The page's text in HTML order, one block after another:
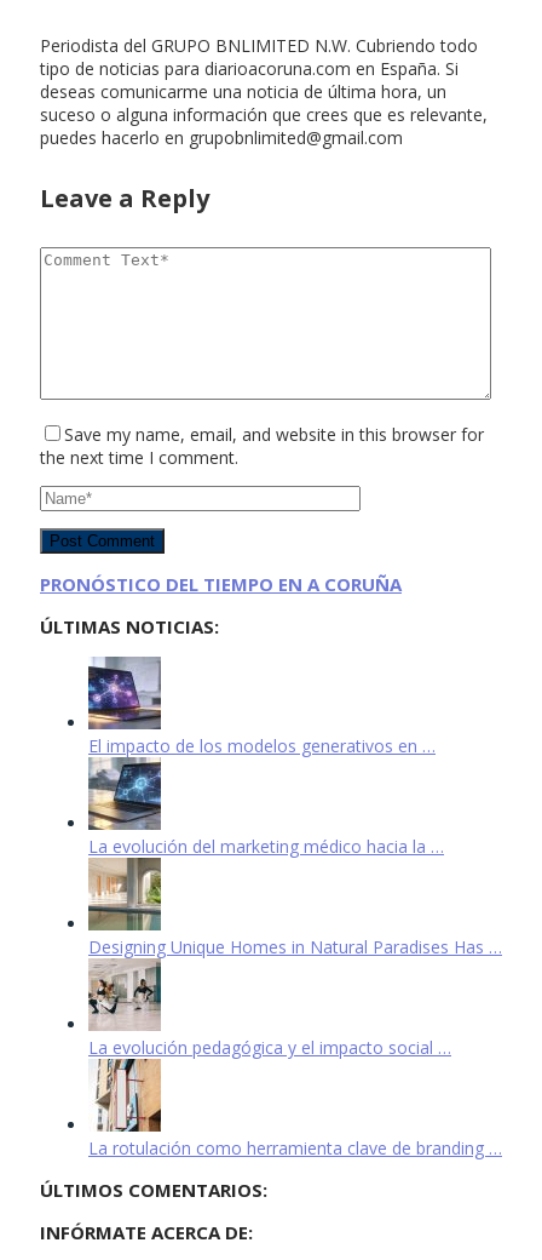
Periodista del GRUPO BNLIMITED N.W. Cubriendo todo
tipo de noticias para diarioacoruna.com en España. Si
deseas comunicarme una noticia de última hora, un
suceso o alguna información que crees que es relevante,
puedes hacerlo en grupobnlimited@gmail.com
Leave a Reply
Save my name, email, and website in this browser for
the next time I comment.
PRONÓSTICO DEL TIEMPO EN A CORUÑA
ÚLTIMAS NOTICIAS:
El impacto de los modelos generativos en …
La evolución del marketing médico hacia la …
Designing Unique Homes in Natural Paradises Has …
La evolución pedagógica y el impacto social …
La rotulación como herramienta clave de branding …
ÚLTIMOS COMENTARIOS:
INFÓRMATE ACERCA DE: